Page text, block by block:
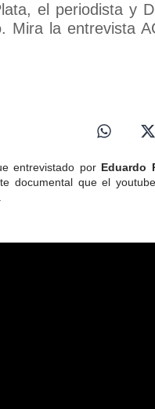
el periodista y
Mira la entrevista
entrevistado por Eduardo
documental que el